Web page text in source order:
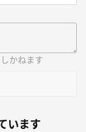
かねます
います